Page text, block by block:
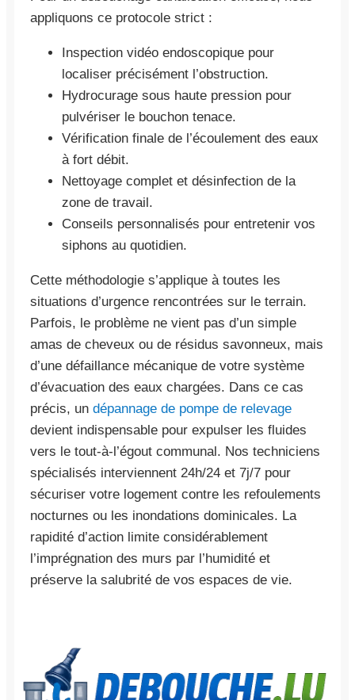
appliquons ce protocole strict :
Inspection vidéo endoscopique pour
localiser précisément l’obstruction.
Hydrocurage sous haute pression pour
pulvériser le bouchon tenace.
Vérification finale de l’écoulement des eaux
à fort débit.
Nettoyage complet et désinfection de la
zone de travail.
Conseils personnalisés pour entretenir vos
siphons au quotidien.
Cette méthodologie s’applique à toutes les
situations d’urgence rencontrées sur le terrain.
Parfois, le problème ne vient pas d’un simple
amas de cheveux ou de résidus savonneux, mais
d’une défaillance mécanique de votre système
d’évacuation des eaux chargées. Dans ce cas
précis, un dépannage de pompe de relevage
devient indispensable pour expulser les fluides
vers le tout-à-l’égout communal. Nos techniciens
spécialisés interviennent 24h/24 et 7j/7 pour
sécuriser votre logement contre les refoulements
nocturnes ou les inondations dominicales. La
rapidité d’action limite considérablement
l’imprégnation des murs par l’humidité et
préserve la salubrité de vos espaces de vie.